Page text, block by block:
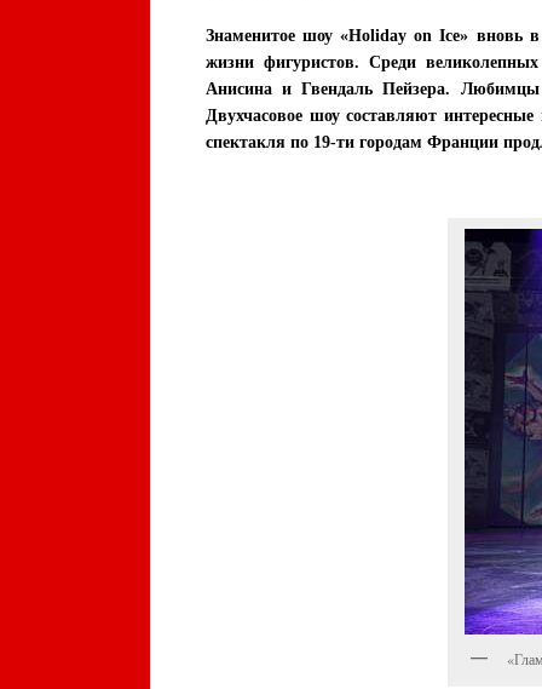
Знаменитое шоу «Holiday on Ice» вновь
жизни фигуристов. Среди
Анисина и Гвендаль Пейзера. Любимцы
Двухчасовое шоу составляют
спектакля по 19-ти городам Франции